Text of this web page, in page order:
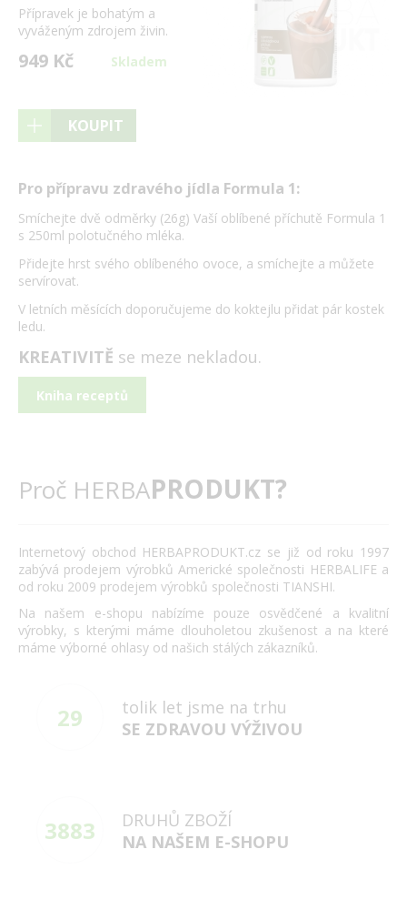
Přípravek je bohatým a
vyváženým zdrojem živin.
949 Kč Skladem
KOUPIT
Pro přípravu zdravého jídla Formula 1:
Smíchejte dvě odměrky (26g) Vaší oblíbené příchutě Formula 1
s 250ml polotučného mléka.
Přidejte hrst svého oblíbeného ovoce, a smíchejte a můžete
servírovat.
V letních měsících doporučujeme do koktejlu přidat pár kostek
ledu.
KREATIVITĚ se meze nekladou.
Kniha receptů
Proč HERBAPRODUKT?
Internetový obchod HERBAPRODUKT.cz se již od roku 1997
zabývá prodejem výrobků Americké společnosti HERBALIFE a
od roku 2009 prodejem výrobků společnosti TIANSHI.
Na našem e-shopu nabízíme pouze osvědčené a kvalitní
výrobky, s kterými máme dlouholetou zkušenost a na které
máme výborné ohlasy od našich stálých zákazníků.
29
tolik let jsme na trhu
SE ZDRAVOU VÝŽIVOU
3883
DRUHŮ ZBOŽÍ
NA NAŠEM E-SHOPU